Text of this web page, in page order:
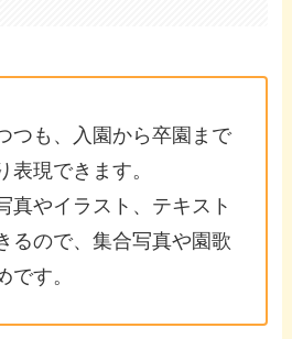
つも、入園から卒園まで
表現できます。
真やイラスト、テキスト
るので、集合写真や園歌
です。